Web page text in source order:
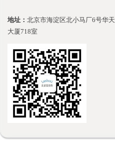
地址： 北京市海淀区北小马厂6号华天
大厦718室